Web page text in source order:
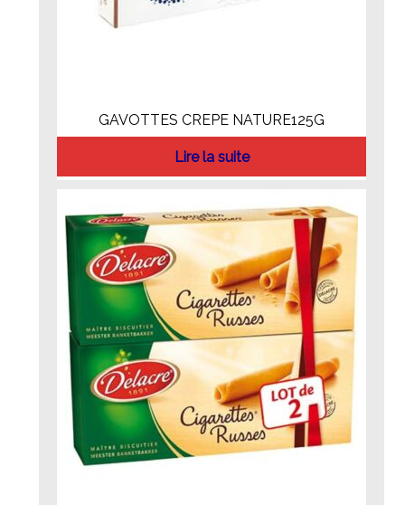
GAVOTTES CREPE NATURE125G
Lire la suite